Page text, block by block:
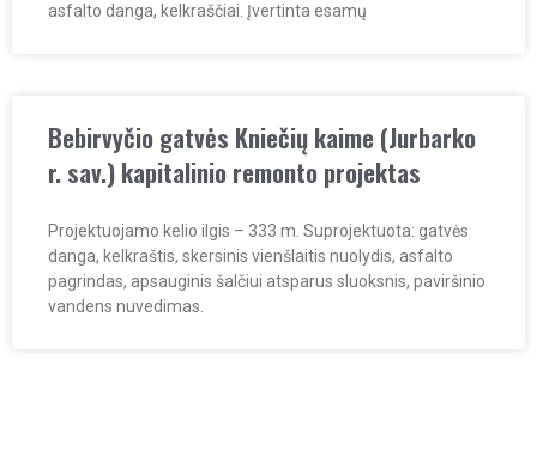
asfalto danga, kelkraščiai. Įvertinta esamų
Bebirvyčio gatvės Kniečių kaime (Jurbarko
r. sav.) kapitalinio remonto projektas
Projektuojamo kelio ilgis – 333 m. Suprojektuota: gatvės
danga, kelkraštis, skersinis vienšlaitis nuolydis, asfalto
pagrindas, apsauginis šalčiui atsparus sluoksnis, paviršinio
vandens nuvedimas.